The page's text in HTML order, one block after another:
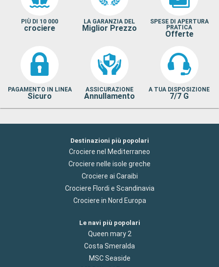
PIÙ DI 10 000
crociere
LA GARANZIA DEL
Miglior Prezzo
SPESE DI APERTURA
PRATICA
Offerte
PAGAMENTO IN LINEA
Sicuro
ASSICURAZIONE
Annullamento
A TUA DISPOSIZIONE
7/7 G
Destinazioni più popolari
Crociere nel Mediterraneo
Crociere nelle isole greche
Crociere ai Caraibi
Crociere Flordi e Scandinavia
Crociere in Nord Europa
Le navi più popolari
Queen mary 2
Costa Smeralda
MSC Seaside